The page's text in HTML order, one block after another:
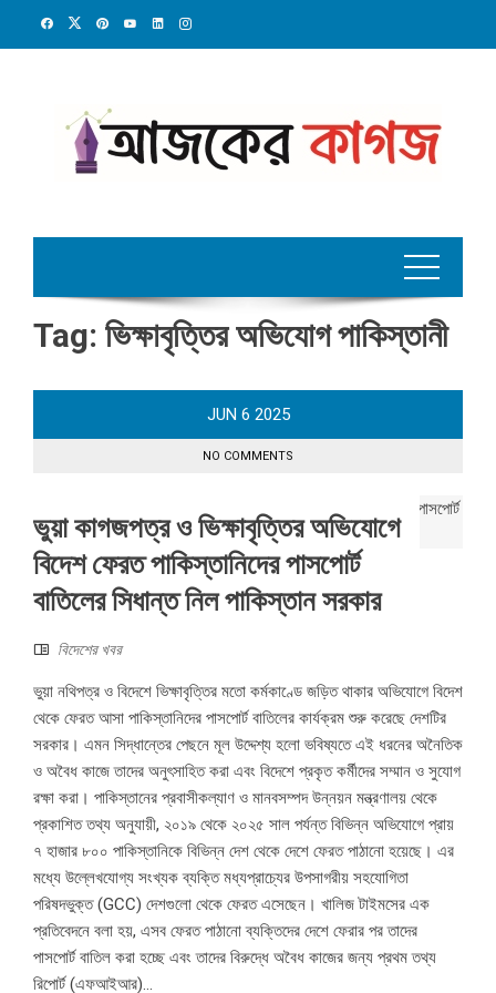
Tag: ভিক্ষাবৃত্তির অভিযোগ পাকিস্তানী
JUN 6 2025
NO COMMENTS
ভুয়া কাগজপত্র ও ভিক্ষাবৃত্তির অভিযোগে
বিদেশ ফেরত পাকিস্তানিদের পাসপোর্ট
বাতিলের সিধান্ত নিল পাকিস্তান সরকার
বিদেশের খবর
ভুয়া নথিপত্র ও বিদেশে ভিক্ষাবৃত্তির মতো কর্মকাণ্ডে জড়িত থাকার অভিযোগে বিদেশ
থেকে ফেরত আসা পাকিস্তানিদের পাসপোর্ট বাতিলের কার্যক্রম শুরু করেছে দেশটির
সরকার। এমন সিদ্ধান্তের পেছনে মূল উদ্দেশ্য হলো ভবিষ্যতে এই ধরনের অনৈতিক
ও অবৈধ কাজে তাদের অনুৎসাহিত করা এবং বিদেশে প্রকৃত কর্মীদের সম্মান ও সুযোগ
রক্ষা করা। পাকিস্তানের প্রবাসীকল্যাণ ও মানবসম্পদ উন্নয়ন মন্ত্রণালয় থেকে
প্রকাশিত তথ্য অনুযায়ী, ২০১৯ থেকে ২০২৫ সাল পর্যন্ত বিভিন্ন অভিযোগে প্রায়
৭ হাজার ৮০০ পাকিস্তানিকে বিভিন্ন দেশ থেকে দেশে ফেরত পাঠানো হয়েছে। এর
মধ্যে উল্লেখযোগ্য সংখ্যক ব্যক্তি মধ্যপ্রাচ্যের উপসাগরীয় সহযোগিতা
পরিষদভুক্ত (GCC) দেশগুলো থেকে ফেরত এসেছেন। খালিজ টাইমসের এক
প্রতিবেদনে বলা হয়, এসব ফেরত পাঠানো ব্যক্তিদের দেশে ফেরার পর তাদের
পাসপোর্ট বাতিল করা হচ্ছে এবং তাদের বিরুদ্ধে অবৈধ কাজের জন্য প্রথম তথ্য
রিপোর্ট (এফআইআর)...